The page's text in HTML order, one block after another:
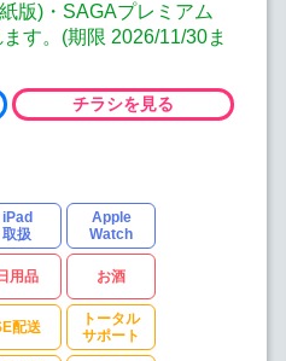
版)・SAGAプレミアム
す。(期限 2026/11/30ま
チラシを見る
iPad
取扱
Apple
Watch
日用品 お酒
配送
トータル
サポート